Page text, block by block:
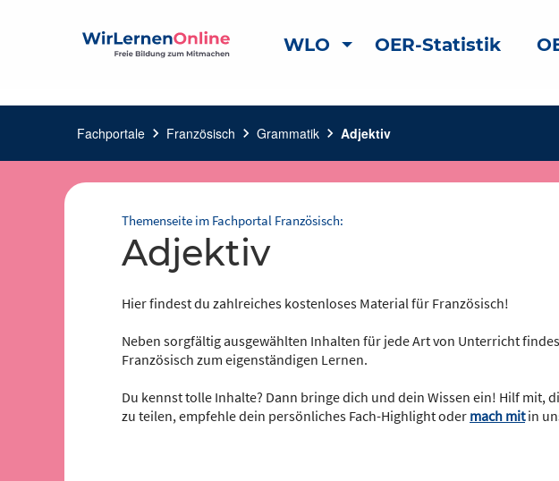
WLO OER-Statistik
Fachportale chevron_right Französisch chevron_right Grammatik chevron_right Adjektiv
Themenseite im Fachportal Französisch:
Adjektiv
Hier findest du zahlreiches kostenloses Material für Französisch!
Neben sorgfältig ausgewählten Inhalten für jede Art von Unterricht
Französisch zum eigenständigen Lernen.
Du kennst tolle Inhalte? Dann bringe dich und dein Wissen ein! Hilf mit,
zu teilen, empfehle dein persönliches Fach-Highlight oder mach mitin